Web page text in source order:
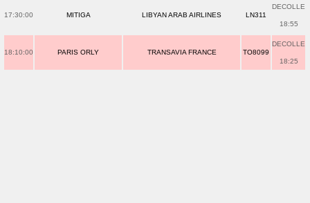
17:30:00 MITIGA LIBYAN ARAB AIRLINES LN311
DECOLLE
18:55
18:10:00 PARIS ORLY TRANSAVIA FRANCE TO8099
DECOLLE
18:25